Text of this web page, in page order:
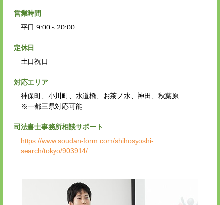
営業時間
平日 9:00～20:00
定休日
土日祝日
対応エリア
神保町、小川町、水道橋、お茶ノ水、神田、秋葉原
※一都三県対応可能
司法書士事務所相談サポート
https://www.soudan-form.com/shihosyoshi-
search/tokyo/903914/